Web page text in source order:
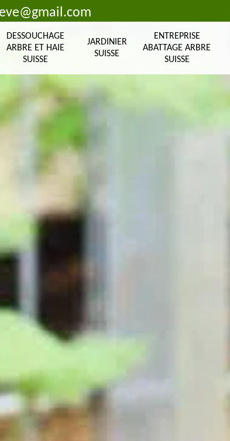
DESSOUCHAGE
ARBRE ET HAIE
SUISSE
JARDINIER
SUISSE
ENTREPRISE
ABATTAGE ARBRE
SUISSE